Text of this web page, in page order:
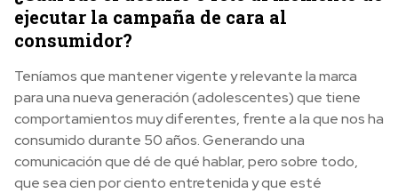
ejecutar la campaña de cara al
consumidor?
Teníamos que mantener vigente y relevante la marca
para una nueva generación (adolescentes) que tiene
comportamientos muy diferentes, frente a la que nos ha
consumido durante 50 años. Generando una
comunicación que dé de qué hablar, pero sobre todo,
que sea cien por ciento entretenida y que esté